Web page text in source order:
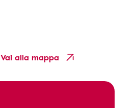
Vai alla mappa